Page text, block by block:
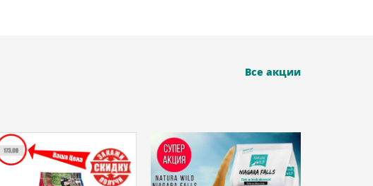
Все акции